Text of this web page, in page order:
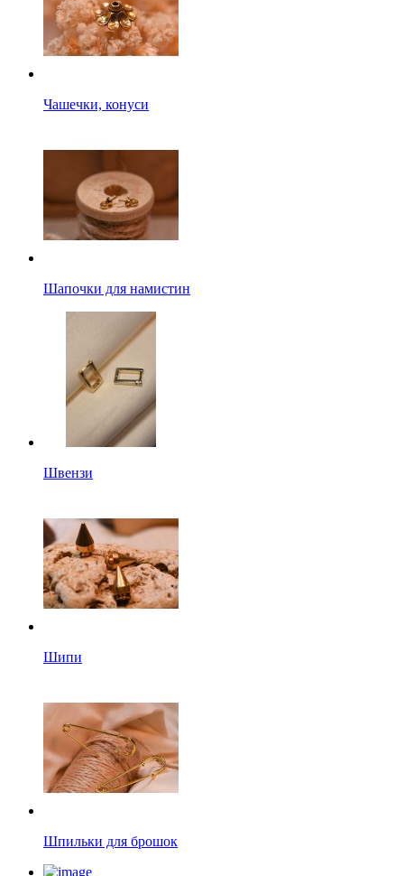
Чашечки, конуси
Шапочки для намистин
Швензи
Шипи
Шпильки для брошок